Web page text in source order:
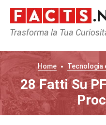
Trasforma la Tua
Home Tecnologia
28 Fatti Su